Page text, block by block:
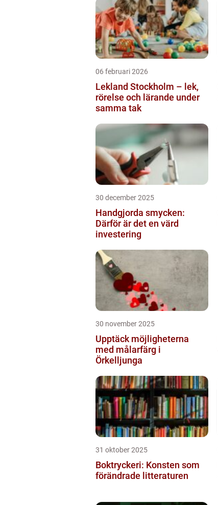
06 februari 2026
Lekland Stockholm – lek,
rörelse och lärande under
samma tak
30 december 2025
Handgjorda smycken:
Därför är det en värd
investering
30 november 2025
Upptäck möjligheterna
med målarfärg i
Örkelljunga
31 oktober 2025
Boktryckeri: Konsten som
förändrade litteraturen